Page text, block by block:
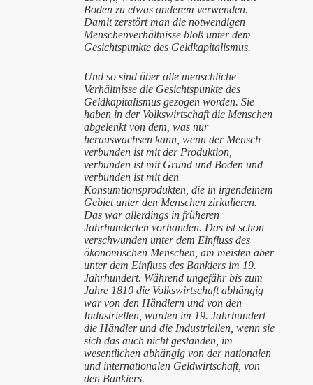
Boden zu etwas anderem verwenden.
Damit zerstört man die notwendigen
Menschenverhältnisse bloß unter dem
Gesichtspunkte des Geldkapitalismus.
Und so sind über alle menschliche
Verhältnisse die Gesichtspunkte des
Geldkapitalismus gezogen worden. Sie
haben in der Volkswirtschaft die Menschen
abgelenkt von dem, was nur
herauswachsen kann, wenn der Mensch
verbunden ist mit der Produktion,
verbunden ist mit Grund und Boden und
verbunden ist mit den
Konsumtionsprodukten, die in irgendeinem
Gebiet unter den Menschen zirkulieren.
Das war allerdings in früheren
Jahrhunderten vorhanden. Das ist schon
verschwunden unter dem Einfluss des
ökonomischen Menschen, am meisten aber
unter dem Einfluss des Bankiers im 19.
Jahrhundert. Während ungefähr bis zum
Jahre 1810 die Volkswirtschaft abhängig
war von den Händlern und von den
Industriellen, wurden im 19. Jahrhundert
die Händler und die Industriellen, wenn sie
sich das auch nicht gestanden, im
wesentlichen abhängig von der nationalen
und internationalen Geldwirtschaft, von
den Bankiers.